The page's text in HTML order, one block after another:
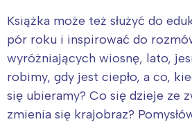
Książka może też służyć do
pór roku i inspirować do
wyróżniających wiosnę, lato,
robimy, gdy jest ciepło, a co,
się ubieramy? Co się dzieje ze
zmienia się krajobraz?